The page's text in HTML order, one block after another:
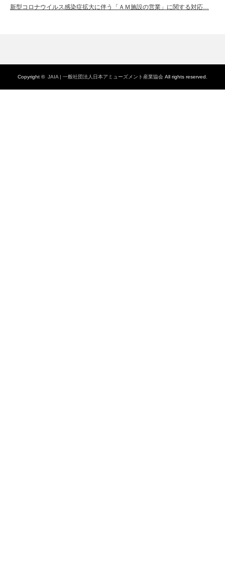
新型コロナウイルス感染症拡大に伴う「ＡＭ施設の営業」に関する対応…
Copyright © JAIA | 一般社団法人日本アミューズメント産業協会 All rights reserved.